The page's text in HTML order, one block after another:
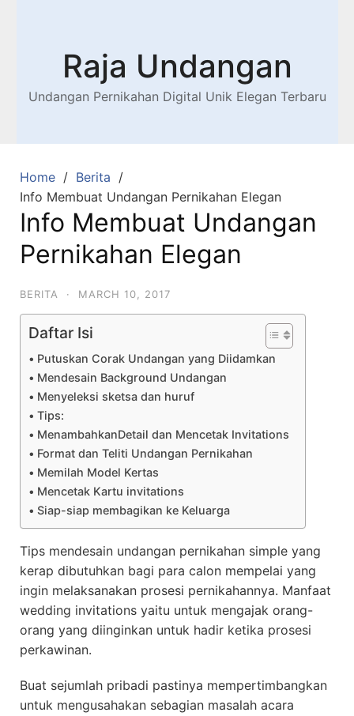
Raja Undangan
Undangan Pernikahan Digital Unik Elegan Terbaru
Home
Berita
Info Membuat Undangan Pernikahan Elegan
Info Membuat Undangan
Pernikahan Elegan
BERITA · MARCH 10, 2017
Daftar Isi
Putuskan Corak Undangan yang Diidamkan
Mendesain Background Undangan
Menyeleksi sketsa dan huruf
Tips:
MenambahkanDetail dan Mencetak Invitations
Format dan Teliti Undangan Pernikahan
Memilah Model Kertas
Mencetak Kartu invitations
Siap-siap membagikan ke Keluarga
Tips mendesain undangan pernikahan simple yang
kerap dibutuhkan bagi para calon mempelai yang
ingin melaksanakan prosesi pernikahannya. Manfaat
wedding invitations yaitu untuk mengajak orang-
orang yang diinginkan untuk hadir ketika prosesi
perkawinan.
Buat sejumlah pribadi pastinya mempertimbangkan
untuk mengusahakan sebagian masalah acara